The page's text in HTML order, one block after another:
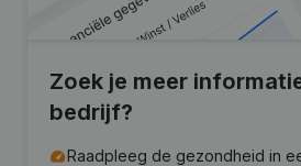
Zoek je meer
bedrijf?
Raadpleeg de gezondheid in